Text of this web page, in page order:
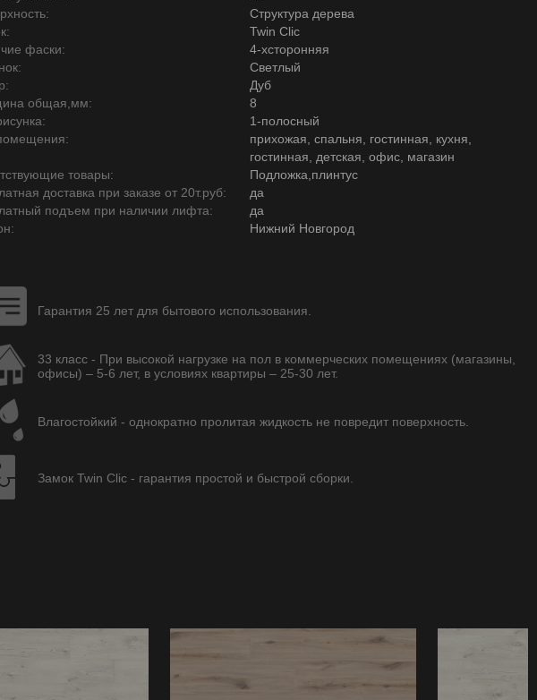
Структура дерева
Twin Clic
фаски:
4-хсторонняя
Светлый
Дуб
общая,мм:
8
1-полосный
прихожая, спальня, гостинная, кухня,
гостинная, детская, офис, магазин
товары:
Подложка,плинтус
доставка при заказе от 20т.руб:
да
подъем при наличии лифта:
да
Нижний Новгород
Гарантия 25 лет для бытового использования.
33 класс - При высокой нагрузке на пол в коммерческих помещениях (магазины,
офисы) – 5-6 лет, в условиях квартиры – 25-30 лет.
Влагостойкий - однократно пролитая жидкость не повредит поверхность.
Замок Twin Clic - гарантия простой и быстрой сборки.